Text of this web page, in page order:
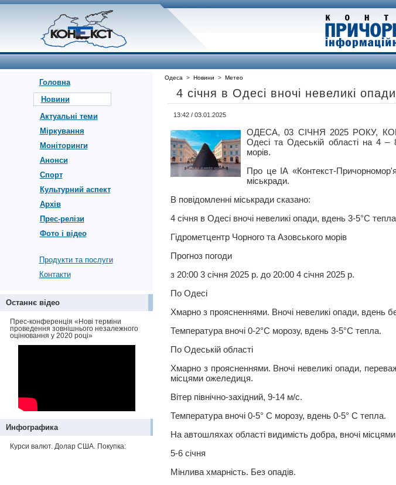
Головна
Новини
Актуальні теми
Міркування
Моніторинги
Анонси
Спорт
Культурний аспект
Архів
Прес-релізи
Фото і відео
Продукти та послуги
Контакти
Останнє відео
Прес-конференція «Нові терміни
проведення зовнішнього незалежного
оцінювання у 2020 році»
Инфографика
Курси валют. Долар США. Покупка:
Одеса > Новини > Метео
4 січня в Одесі вночі невеликі
13:42 / 03.01.2025
ОДЕСА, 03 СІЧНЯ 2025 РОКУ,
Одесі та Одеській області на 4 –
морів.
Про це ІА «Контекст-
міськради.
В повідомленні міськради сказано:
4 січня в Одесі вночі невеликі опади, вдень ​​3-5°С тепла
Гідрометцентр Чорного та Азовського морів
Прогноз погоди
з 20:00 3 січня 2025 р. до 20:00 4 січня 2025 р.
По Одесі
Хмарно з проясненнями. Вночі невеликі опади, вдень
Температура вночі 0-2°С морозу, вдень 3-5°С тепла.
По Одеській області
Хмарно з проясненнями. Вночі невеликі опади,
місцями ожеледиця.
Вітер північно-західний, 9-14 м/с.
Температура вночі 0-5° С морозу, вдень 0-5° С тепла.
На автошляхах області видимість добра, вночі
5-6 січня
Мінлива хмарність. Без опадів.